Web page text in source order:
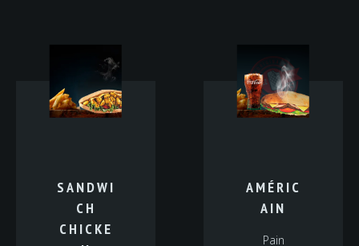
SANDWI
CH
CHICKE
AMÉRIC
AIN
Pain